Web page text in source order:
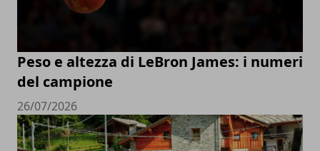
Peso e altezza di LeBron James: i numeri
del campione
26/07/2026